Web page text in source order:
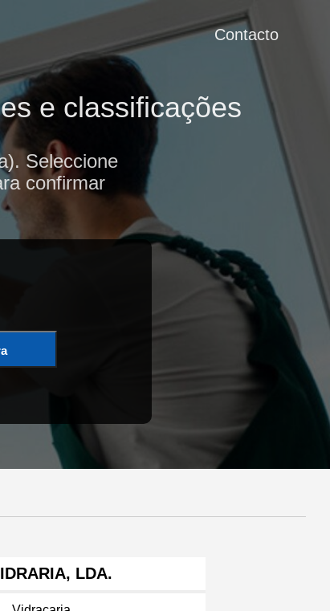
Contacto
e classificações
Seleccione
confirmar
LDA.